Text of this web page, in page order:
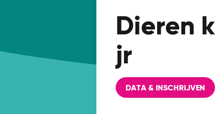
Dieren
jr
DATA & INSCHRIJVEN